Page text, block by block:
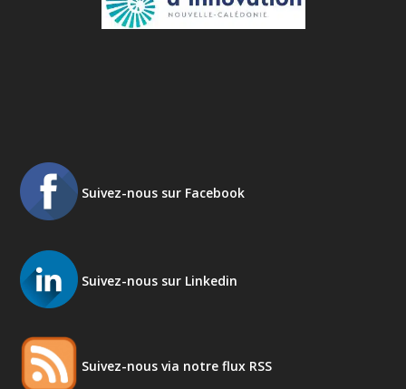
Suivez-nous sur Facebook
Suivez-nous sur Linkedin
Suivez-nous via notre flux RSS